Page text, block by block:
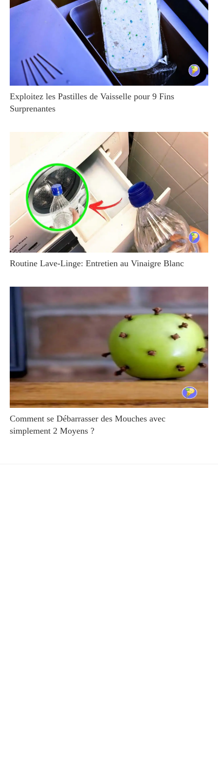
Exploitez les Pastilles de Vaisselle pour 9 Fins
Surprenantes
Routine Lave-Linge: Entretien au Vinaigre Blanc
Comment se Débarrasser des Mouches avec
simplement 2 Moyens ?